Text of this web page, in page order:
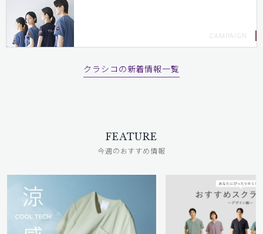
クラシコの新着情報一覧
FEATURE
今週のおすすめ情報